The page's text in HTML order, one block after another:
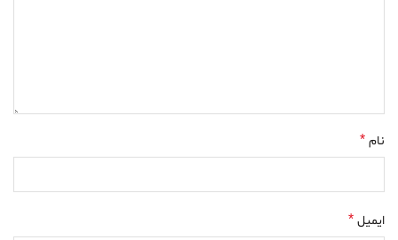
نام *
ایمیل *